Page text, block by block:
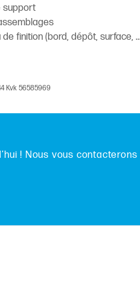
support
finition (bord, dépôt, surface,
Kvk 56585969
! Nous vous